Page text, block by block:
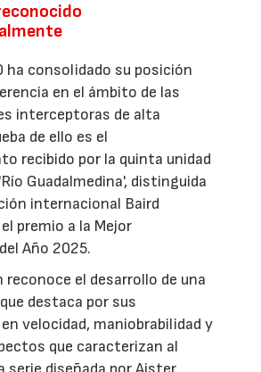
ha consolidado su posición
en el ámbito de las
interceptoras de alta
de ello es el
recibido por la quinta unidad
Guadalmedina', distinguida
internacional Baird
premio a la Mejor
Año 2025.
reconoce el desarrollo de una
destaca por sus
velocidad, maniobrabilidad y
que caracterizan al